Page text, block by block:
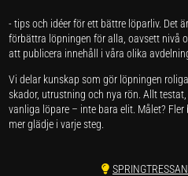
- tips och idéer för ett bättre löparliv. Det
förbättra löpningen för alla, oavsett nivå
att publicera innehåll i våra olika
Vi delar kunskap som gör löpningen
skador, utrustning och nya rön. Allt
vanliga löpare – inte bara elit. Målet?
mer glädje i varje steg.